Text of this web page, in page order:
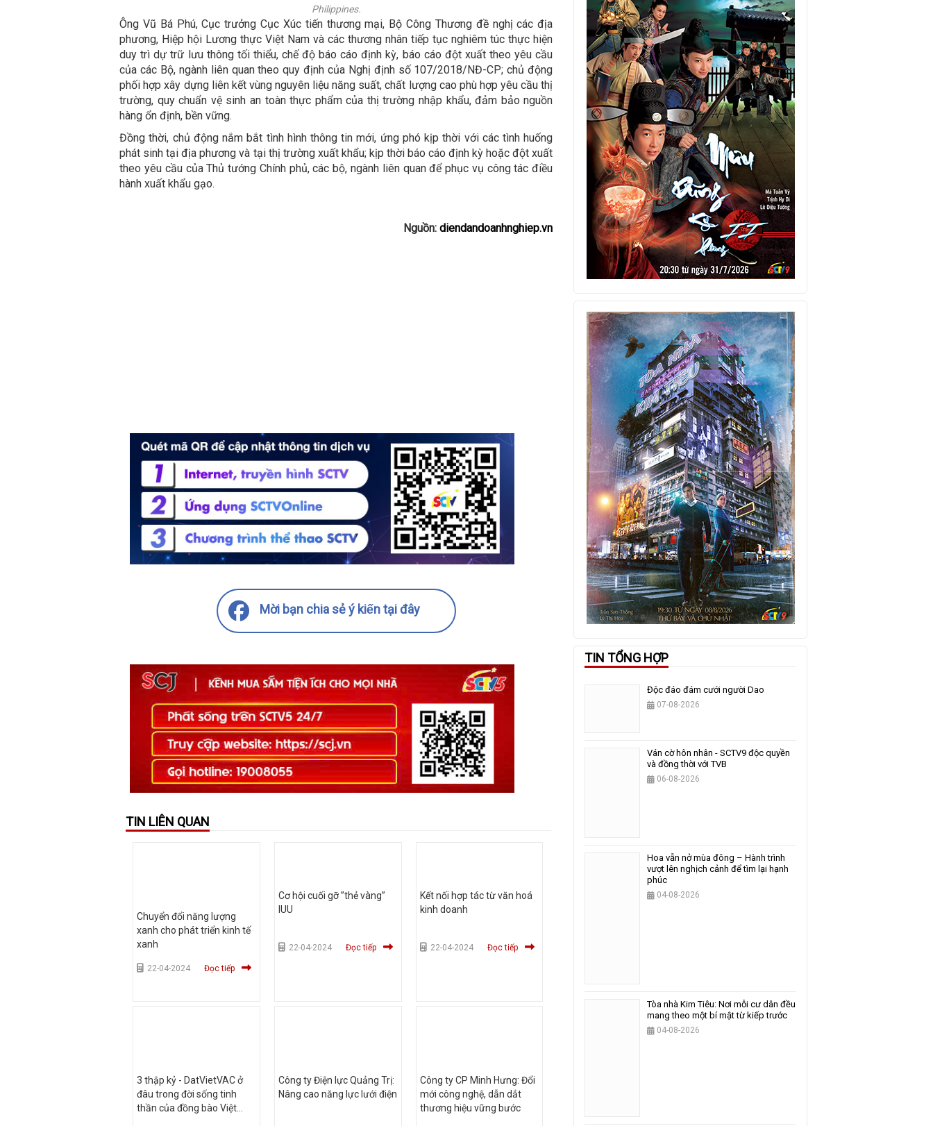
Philippines.
Ông Vũ Bá Phú, Cục trưởng Cục Xúc tiến thương mại, Bộ Công Thương đề nghị các địa
phương, Hiệp hội Lương thực Việt Nam và các thương nhân tiếp tục nghiêm túc thực hiện
duy trì dự trữ lưu thông tối thiểu, chế độ báo cáo định kỳ, báo cáo đột xuất theo yêu cầu
của các Bộ, ngành liên quan theo quy định của Nghị định số 107/2018/NĐ-CP; chủ động
phối hợp xây dựng liên kết vùng nguyên liệu năng suất, chất lượng cao phù hợp yêu cầu thị
trường, quy chuẩn vệ sinh an toàn thực phẩm của thị trường nhập khẩu, đảm bảo nguồn
hàng ổn định, bền vững.
Đồng thời, chủ động nắm bắt tình hình thông tin mới, ứng phó kịp thời với các tình huống
phát sinh tại địa phương và tại thị trường xuất khẩu; kịp thời báo cáo định kỳ hoặc đột xuất
theo yêu cầu của Thủ tướng Chính phủ, các bộ, ngành liên quan để phục vụ công tác điều
hành xuất khẩu gạo.
Nguồn:diendandoanhnghiep.vn
Mời bạn chia sẻ ý kiến tại đây
TIN LIÊN QUAN
Chuyển đổi năng lượng
xanh cho phát triển kinh tế
xanh
22-04-2024 Đọc tiếp
Cơ hội cuối gỡ ”thẻ vàng”
IUU
22-04-2024 Đọc tiếp
Kết nối hợp tác từ văn hoá
kinh doanh
22-04-2024 Đọc tiếp
3 thập kỷ - DatVietVAC ở
đâu trong đời sống tinh
thần của đồng bào Việt
Công ty Điện lực Quảng Trị:
Nâng cao năng lực lưới điện
Công ty CP Minh Hưng: Đổi
mới công nghệ, dẫn dắt
thương hiệu vững bước
TIN TỔNG HỢP
Độc đáo đám cưới người Dao
07-08-2026
Ván cờ hôn nhân - SCTV9 độc quyền
và đồng thời với TVB
06-08-2026
Hoa vẫn nở mùa đông – Hành trình
vượt lên nghịch cảnh để tìm lại hạnh
phúc
04-08-2026
Tòa nhà Kim Tiêu: Nơi mỗi cư dân đều
mang theo một bí mật từ kiếp trước
04-08-2026